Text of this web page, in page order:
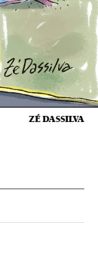
ZÉ DASSILVA